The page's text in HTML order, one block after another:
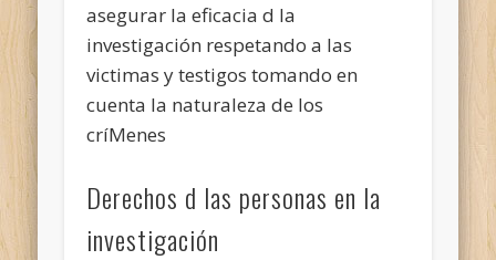
asegurar la eficacia d la
investigación respetando a las
victimas y testigos tomando en
cuenta la naturaleza de los
críMenes
Derechos d las personas en la
investigación